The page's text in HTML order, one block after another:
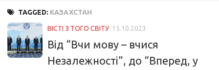
TAGGED: КАЗАХСТАН
ВІСТІ З ТОГО СВІТУ 15.10.2023
Від “Вчи мову – вчися
Незалежності”, до “Вперед, у